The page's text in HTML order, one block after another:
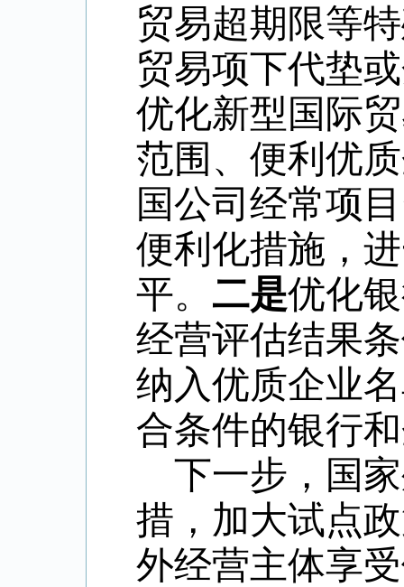
贸易超期限等
贸易项下代垫
优化新型国际
范围、便利优
国公司经常项
便利化措施，
平。 二是优化
经营评估结果
纳入优质企业
合条件的银行
下一步， 国
措，加大试点
外经营主体享